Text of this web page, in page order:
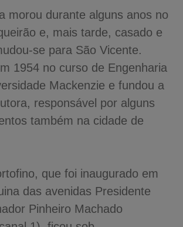
morou durante alguns anos no
e, mais tarde, casado e
se para São Vicente.
1954 no curso de Engenharia
Mackenzie e fundou a
responsável por alguns
também na cidade de
que foi inaugurado em
das avenidas Presidente
Pinheiro Machado